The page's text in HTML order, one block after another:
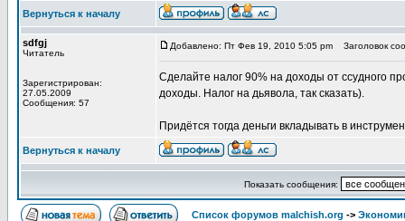
Вернуться к началу
sdfgj
Читатель
Зарегистрирован:
27.05.2009
Сообщения: 57
Добавлено: Пт Фев 19, 2010 5:05 pm Заголовок
Сделайте налог 90% на доходы от ссудного
доходы. Налог на дьявола, так сказать).
Придётся тогда деньги вкладывать в
Вернуться к началу
Показать сообщения:
Список форумов malchish.org ->